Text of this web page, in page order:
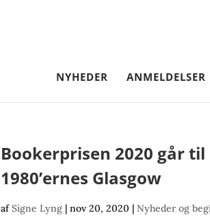
NYHEDER ANMELDELSER
Bookerprisen 2020 går
1980’ernes Glasgow
afSigne Lyng |nov 20, 2020 |Nyheder og